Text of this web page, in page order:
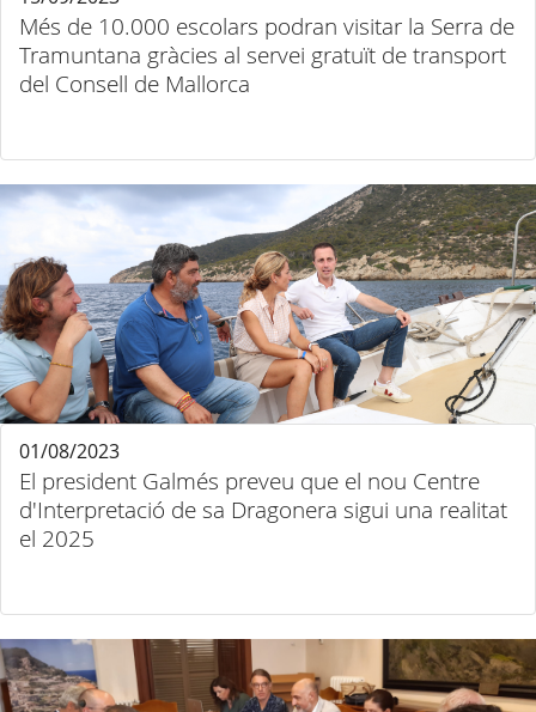
Més de 10.000 escolars podran visitar la Serra de
Tramuntana gràcies al servei gratuït de transport
del Consell de Mallorca
El president Galmés preveu que el nou Centre
d'Interpretació de sa Dragonera sigui una realitat
el 2025
01/08/2023